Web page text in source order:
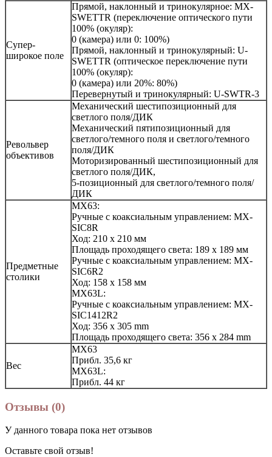
Супер-
широкое поле
Прямой, наклонный и тринокулярное: MX-
SWETTR (переключение оптического пути
100% (окуляр):
0 (камера) или 0: 100%)
Прямой, наклонный и тринокулярный: U-
SWETTR (оптическое переключение пути
100% (окуляр):
0 (камера) или 20%: 80%)
Перевернутый и тринокулярный: U-SWTR-3
Револьвер
объективов
Механический шестипозиционный для
светлого поля/ДИК
Механический пятипозиционный для
светлого/темного поля и светлого/темного
поля/ДИК
Моторизированный шестипозиционный для
светлого поля/ДИК,
5-позиционный для светлого/темного поля/
ДИК
Предметные
столики
MX63:
Ручные с коаксиальным управлением: MX-
SIC8R
Ход: 210 х 210 мм
Площадь проходящего света: 189 х 189 мм
Ручные с коаксиальным управлением: MX-
SIC6R2
Ход: 158 х 158 мм
MX63L:
Ручные с коаксиальным управлением: MX-
SIC1412R2
Ход: 356 x 305 mm
Площадь проходящего света: 356 x 284 mm
Вес
MX63
Прибл. 35,6 кг
MX63L:
Прибл. 44 кг
Отзывы (0)
У данного товара пока нет отзывов
Оставьте свой отзыв!